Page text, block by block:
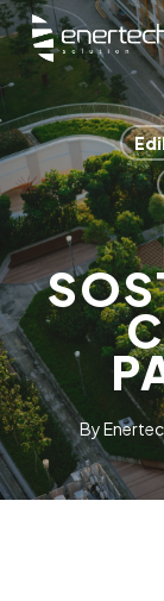
Skip
to
main
content
By